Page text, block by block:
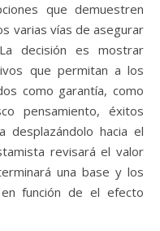
que demuestren
varias vías de asegurar
decisión es mostrar
que permitan a los
como garantía, como
pensamiento, éxitos
desplazándolo hacia el
revisará el valor
una base y los
función de el efecto